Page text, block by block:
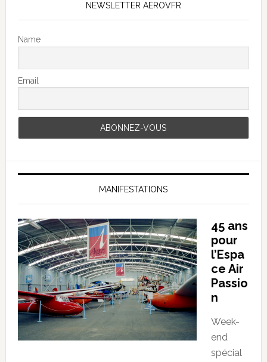
NEWSLETTER AEROVFR
Name
Email
MANIFESTATIONS
45 ans
pour
l’Espa
ce Air
Passio
n
Week-
end
spécial